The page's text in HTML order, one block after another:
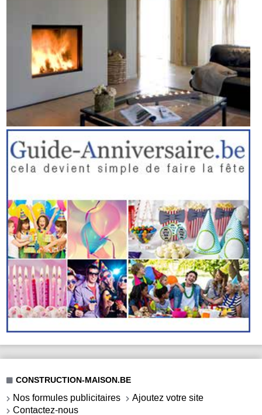
CONSTRUCTION-MAISON.BE
Nos formules publicitaires
Ajoutez votre site
Contactez-nous